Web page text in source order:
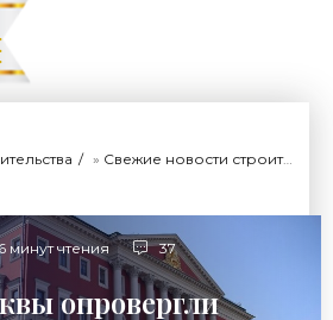
» Свежие новости строительства
минут чтения 37
опровергли